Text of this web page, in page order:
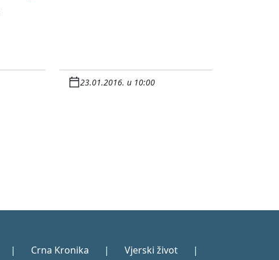
23.01.2016. u 10:00
| Crna Kronika | Vjerski život
|